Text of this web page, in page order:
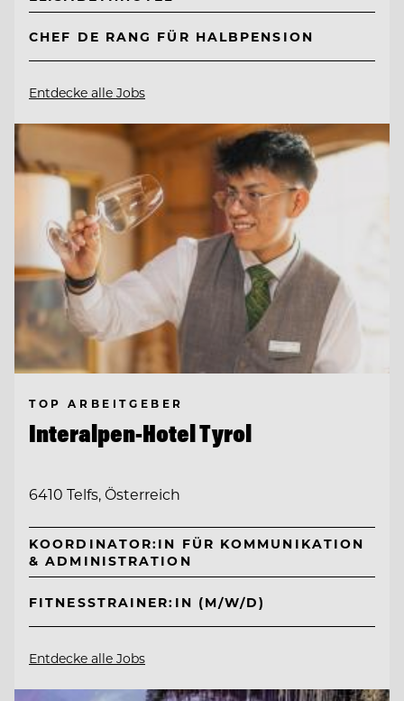
CHEF DE RANG FÜR HALBPENSION
Entdecke alle Jobs
TOP ARBEITGEBER
Interalpen-Hotel Tyrol
6410 Telfs, Österreich
KOORDINATOR:IN FÜR KOMMUNIKATION
& ADMINISTRATION
FITNESSTRAINER:IN (M/W/D)
Entdecke alle Jobs